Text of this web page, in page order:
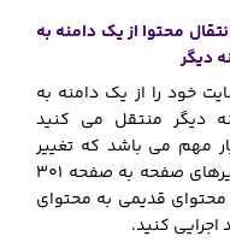
محتوا از یک دامنه به
دیگر
خود را از یک دامنه به
دیگر منتقل می کنید
مهم می باشد که تغییر
مسیرهای صفحه به صفحه 301
محتوای قدیمی به محتوای
اجرایی کنید.